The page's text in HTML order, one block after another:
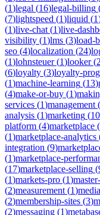
(1)legal (16)legal-billing
(7)lightspeed (1)liquid (1
(1)live-chat (1)live-
visibility (1)lms (3)load-
seo (4)localization (24)
(1)lohnsteuer(1)looker(2
(6)loyalty (3)loyalty-
(1)machine-learning (13)
(4)make-or-buy (1)
services (1)management (
analysis (1)marketing (10
platform (4)marketplace (
(1)marketplace-analytics
integration (9)
(1)marketplace-
(17)marketplace-selling (
(1)markets-pro (1)
(2)measurement (1)media
(2)membership-sites (3)
(2)messaging (1)